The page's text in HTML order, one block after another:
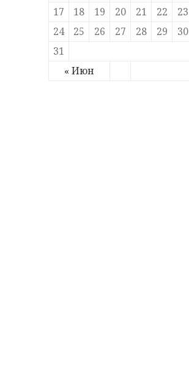
« Июн
17
18 19 20 21 22
23
24
25 26 27 28 29
30
31